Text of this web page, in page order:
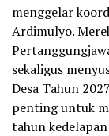
menggelar
Ardimulyo.
sekaligus
Desa Tahun
penting untuk
tahun